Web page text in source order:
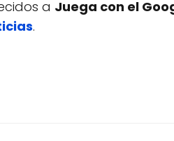
a Juega con el
.